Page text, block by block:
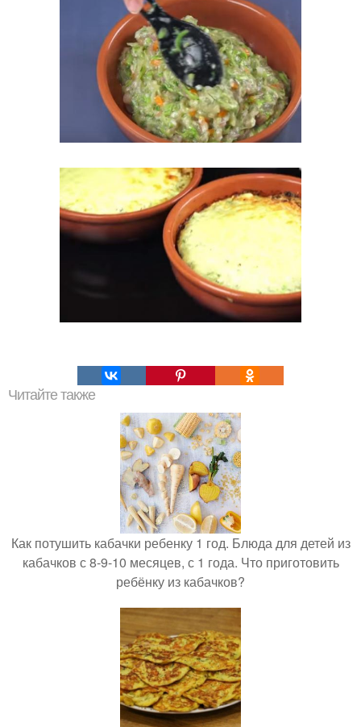
Читайте также
Как потушить кабачки ребенку 1 год. Блюда для детей из
кабачков с 8-9-10 месяцев, с 1 года. Что приготовить
ребёнку из кабачков?